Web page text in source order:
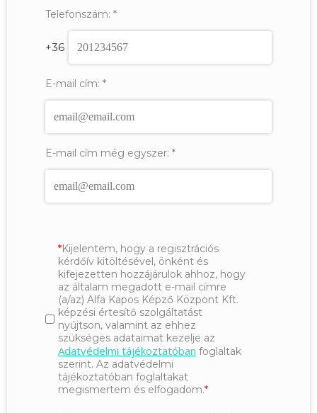
Telefonszám: *
+36
E-mail cím: *
E-mail cím még egyszer: *
Kijelentem, hogy a regisztrációs
kérdőív kitöltésével, önként és
kifejezetten hozzájárulok ahhoz, hogy
az általam megadott e-mail címre
(a/az) Alfa Kapos Képző Központ Kft.
képzési értesítő szolgáltatást
nyújtson, valamint az ehhez
szükséges adataimat kezelje az
Adatvédelmi tájékoztatóban foglaltak
szerint. Az adatvédelmi
tájékoztatóban foglaltakat
megismertem és elfogadom.